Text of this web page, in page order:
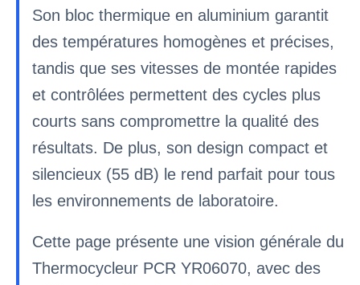
Son bloc thermique en aluminium garantit
des températures homogènes et précises,
tandis que ses vitesses de montée rapides
et contrôlées permettent des cycles plus
courts sans compromettre la qualité des
résultats. De plus, son design compact et
silencieux (55 dB) le rend parfait pour tous
les environnements de laboratoire.
Cette page présente une vision générale du
Thermocycleur PCR YR06070, avec des